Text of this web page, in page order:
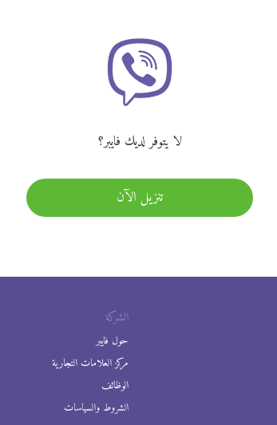
لا يتوفر لديك فايبر؟
تنزيل الآن
الشركة
حول فايبر
مركز العلامات التجارية
الوظائف
الشروط والسياسات